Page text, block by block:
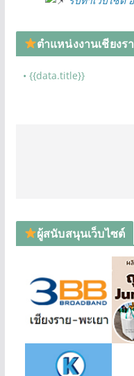
ตำแหน่งงานเชียงร
• {{data.title}}
ผู้สนับสนุนเว็บไซต์